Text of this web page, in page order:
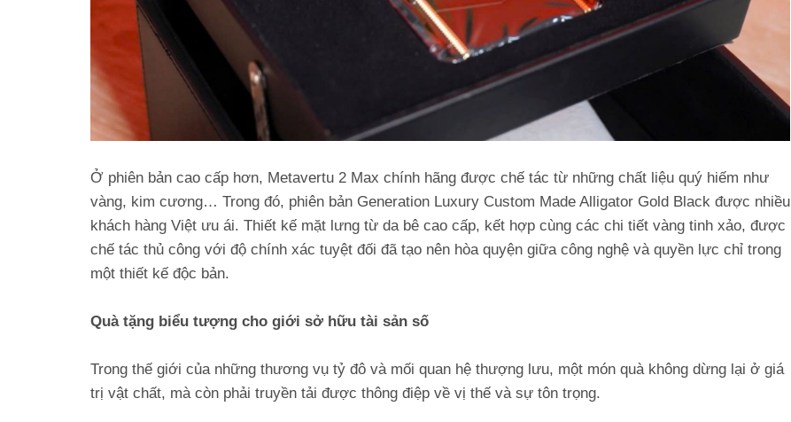
Ở phiên bản cao cấp hơn, Metavertu 2 Max chính hãng được chế tác từ những chất liệu quý hiếm như
vàng, kim cương… Trong đó, phiên bản Generation Luxury Custom Made Alligator Gold Black được nhiều
khách hàng Việt ưu ái. Thiết kế mặt lưng từ da bê cao cấp, kết hợp cùng các chi tiết vàng tinh xảo, được
chế tác thủ công với độ chính xác tuyệt đối đã tạo nên hòa quyện giữa công nghệ và quyền lực chỉ trong
một thiết kế độc bản.
Quà tặng biểu tượng cho giới sở hữu tài sản số
Trong thế giới của những thương vụ tỷ đô và mối quan hệ thượng lưu, một món quà không dừng lại ở giá
trị vật chất, mà còn phải truyền tải được thông điệp về vị thế và sự tôn trọng.